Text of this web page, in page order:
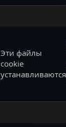
Эти файлы
cookie
устанавливаются